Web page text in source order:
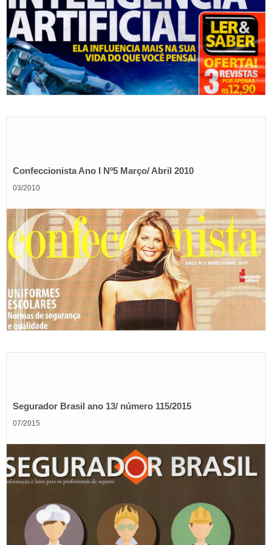
Confeccionista Ano I Nº5 Março/ Abril 2010
03/2010
Segurador Brasil ano 13/ número 115/2015
07/2015